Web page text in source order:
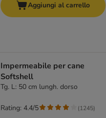
Aggiungi al carrello
Impermeabile per cane
Softshell
Tg. L: 50 cm lungh. dorso
Rating: 4.4/5 (1245)